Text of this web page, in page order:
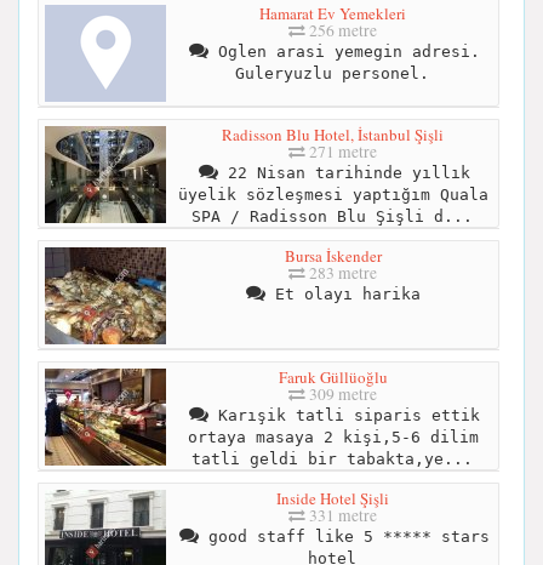
Hamarat Ev Yemekleri
256 metre
Oglen arasi yemegin adresi.
Guleryuzlu personel.
Radisson Blu Hotel, İstanbul Şişli
271 metre
22 Nisan tarihinde yıllık
üyelik sözleşmesi yaptığım Quala
SPA / Radisson Blu Şişli d...
Bursa İskender
283 metre
Et olayı harika
Faruk Güllüoğlu
309 metre
Karışik tatli siparis ettik
ortaya masaya 2 kişi,5-6 dilim
tatli geldi bir tabakta,ye...
Inside Hotel Şişli
331 metre
good staff like 5 ***** stars
hotel